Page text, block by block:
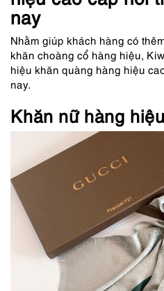
nay
Nhằm giúp khách hàng có
khăn choàng cổ hàng hiệu,
hiệu khăn quàng hàng hiệu
nay.
Khăn nữ hàng